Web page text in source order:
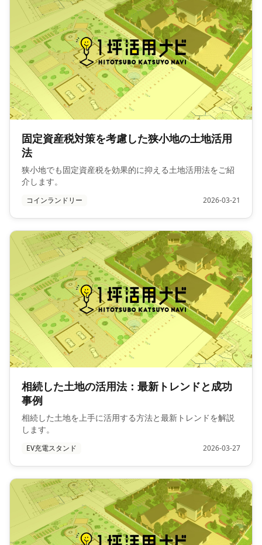
固定資産税対策を考慮した狭小地の土地活用
法
狭小地でも固定資産税を効果的に抑える土地活用法をご紹
介します。
コインランドリー 2026-03-21
相続した土地の活用法：最新トレンドと成功
事例
相続した土地を上手に活用する方法と最新トレンドを解説
します。
EV充電スタンド 2026-03-27